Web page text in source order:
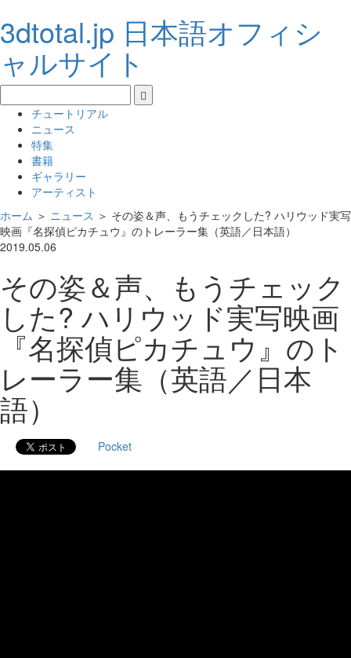
3dtotal.jp 日本語オフィシ
ャルサイト
チュートリアル
ニュース
特集
書籍
ギャラリー
アーティスト
ホーム ＞ ニュース ＞ その姿＆声、もうチェックした? ハリウッド実写
映画『名探偵ピカチュウ』のトレーラー集（英語／日本語）
2019.05.06
その姿＆声、もうチェック
した? ハリウッド実写映画
『名探偵ピカチュウ』のト
レーラー集（英語／日本
語）
Pocket